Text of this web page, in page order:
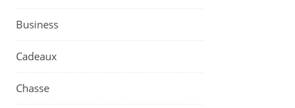
Business
Cadeaux
Chasse